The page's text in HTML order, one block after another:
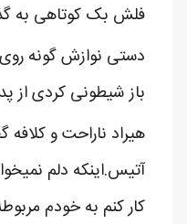
فلش بک کوتاهی به
دستی نوازش گونه
باز شیطونی کردی از
هیراد ناراحت و کلافه
آتیس.اینکه دلم
کار کنم به خودم